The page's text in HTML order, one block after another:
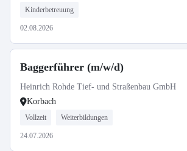
Kinderbetreuung
02.08.2026
Baggerführer (m/w/d)
Heinrich Rohde Tief- und Straßenbau GmbH
Korbach
Vollzeit Weiterbildungen
24.07.2026